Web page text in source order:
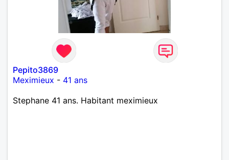
Pepito3869
Meximieux - 41 ans
Stephane 41 ans. Habitant meximieux